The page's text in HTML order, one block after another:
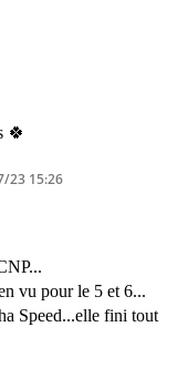
🍀
23 15:26
vu pour le 5 et 6...
Speed...elle fini tout